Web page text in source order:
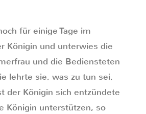
für einige Tage im
Königin und unterwies die
und die Bediensteten
lehrte sie, was zu tun sei,
der Königin sich entzündete
Königin unterstützen, so